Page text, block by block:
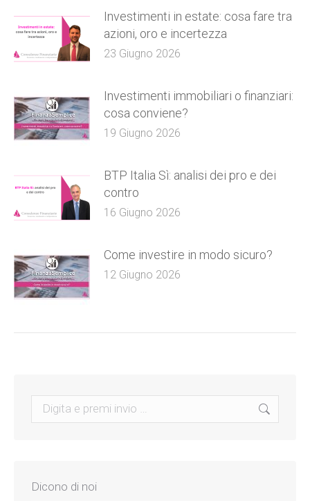
Investimenti in estate: cosa fare tra
azioni, oro e incertezza
23 Giugno 2026
Investimenti immobiliari o finanziari:
cosa conviene?
19 Giugno 2026
BTP Italia Sì: analisi dei pro e dei
contro
16 Giugno 2026
Come investire in modo sicuro?
12 Giugno 2026
Search:
Dicono di noi